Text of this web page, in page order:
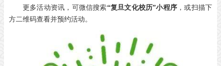
更多活动资讯，可微信搜索“复旦文化校历”小程序 ，或扫描下
方二维码查看并预约活动。